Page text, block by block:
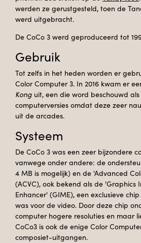
werden ze gerustgesteld, toen de
werd uitgebracht.
De CoCo 3 werd geproduceerd tot
Gebruik
Tot zelfs in het heden worden er
Color Computer 3. In 2016 kwam er
Kong uit, een die word beschouwd
computerversies omdat deze zeer
uit de arcades.
Systeem
De CoCo 3 was een zeer bijzondere
vanwege onder andere: de
4 MB is mogelijk) en de 'Advanced
(ACVC), ook bekend als de 'Graphics
Enhancer' (GIME), een exclusieve
was voor de video. Door deze chip
computer hogere resoluties en maar
CoCo3 is ook de enige Color
composiet-uitgangen.